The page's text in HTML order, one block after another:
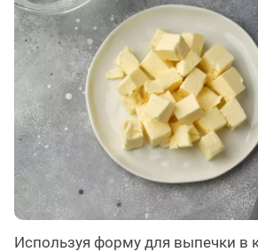
Используя форму для выпечки в